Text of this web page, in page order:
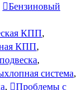
Бензиновый
КПП,
КПП,
,
система,
,
Проблемы с